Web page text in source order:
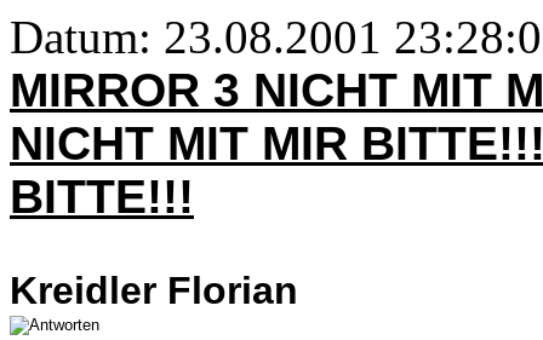
Datum: 23.08.2001
MIRROR 3 NICHT MIT
NICHT MIT MIR
BITTE!!!
Kreidler Florian